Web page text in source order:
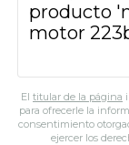
El titular de la página
para ofrecerle la
consentimiento
ejercer los